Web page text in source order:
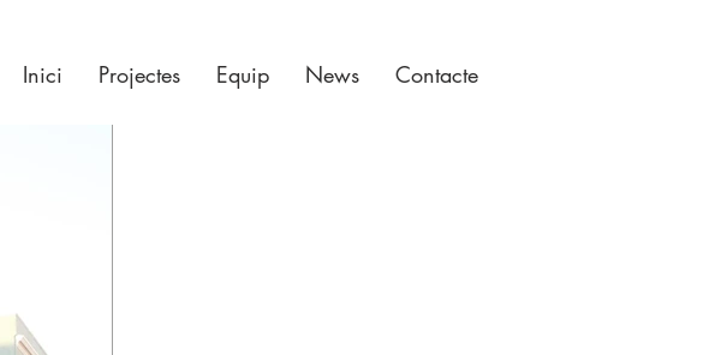
Inici Projectes Equip News Contacte